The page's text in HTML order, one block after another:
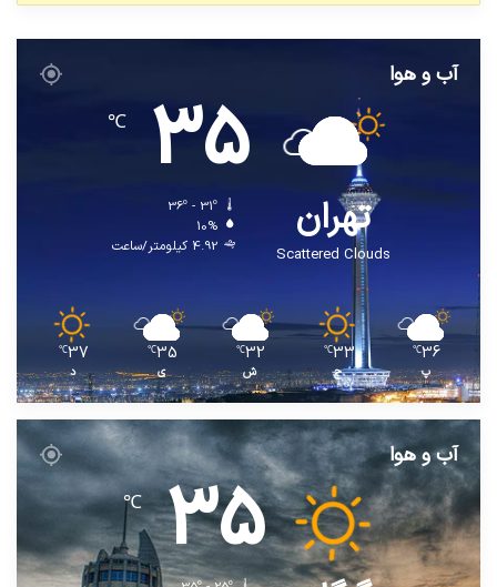
آب و هوا
تهران
Scattered Clouds
35
℃
36º - 31º
10%
4.92 کیلومتر/ساعت
36
℃
پ
33
℃
ج
32
℃
ش
35
℃
ی
37
℃
د
آب و هوا
35
℃